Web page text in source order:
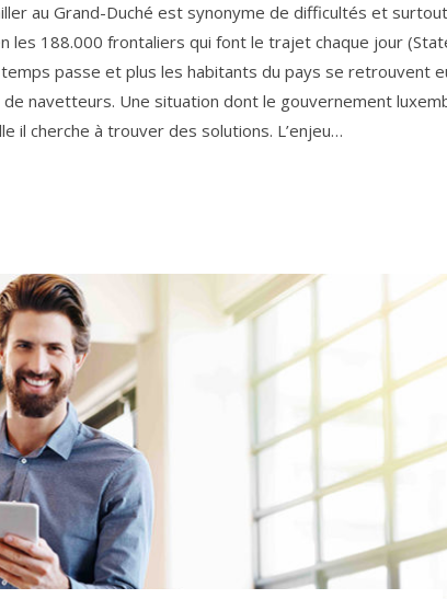
au Grand-Duché est synonyme de difficultés et
les 188.000 frontaliers qui font le trajet chaque jour
passe et plus les habitants du pays se retrouvent
navetteurs. Une situation dont le gouvernement
il cherche à trouver des solutions. L’enjeu…